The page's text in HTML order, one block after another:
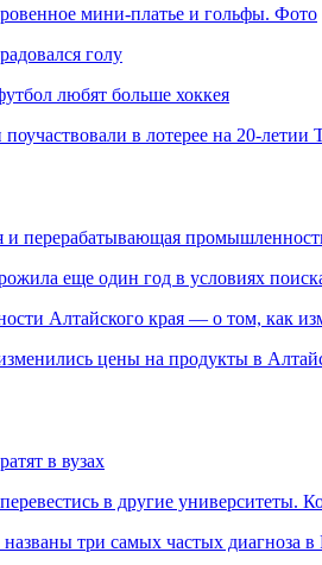
мини-платье и гольфы. Фото
голу
любят больше хоккея
в лотерее на 20-летии
и перерабатывающая
еще один год в условиях
Алтайского края — о том, как
цены на продукты в
в вузах
в другие университеты.
три самых частых диагноза в